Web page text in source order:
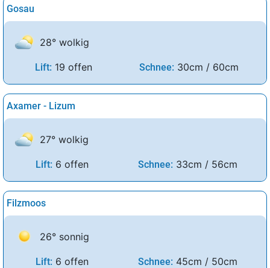
Gosau
28° wolkig
Lift: 19 offen Schnee: 30cm / 60cm
Axamer - Lizum
27° wolkig
Lift: 6 offen Schnee: 33cm / 56cm
Filzmoos
26° sonnig
Lift: 6 offen Schnee: 45cm / 50cm